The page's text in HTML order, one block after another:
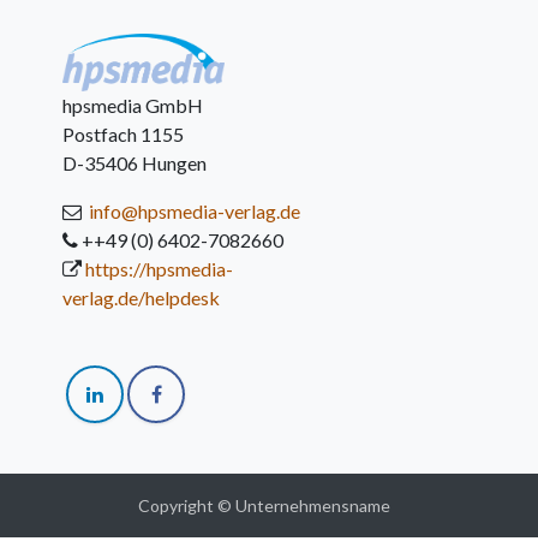
hpsmedia GmbH
Postfach 1155
D-35406 Hungen
info@hpsmedia-verlag.de
++49 (0) 6402-7082660
https://hpsmedia-
verlag.de/helpdesk
Copyright © Unternehmensname